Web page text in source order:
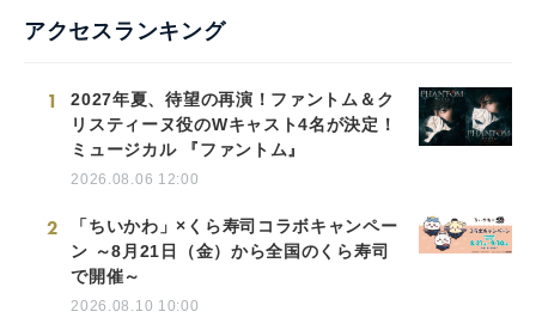
アクセスランキング
1
2027年夏、待望の再演！ファントム＆ク
リスティーヌ役のWキャスト4名が決定！
ミュージカル 『ファントム』
2026.08.06 12:00
2
「ちいかわ」×くら寿司コラボキャンペー
ン ～8月21日（金）から全国のくら寿司
で開催～
2026.08.10 10:00